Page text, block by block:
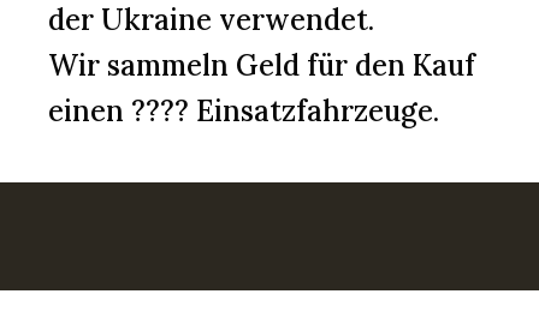
der Ukraine verwendet.
Wir sammeln Geld für den Kauf
einen ???? Einsatzfahrzeuge.